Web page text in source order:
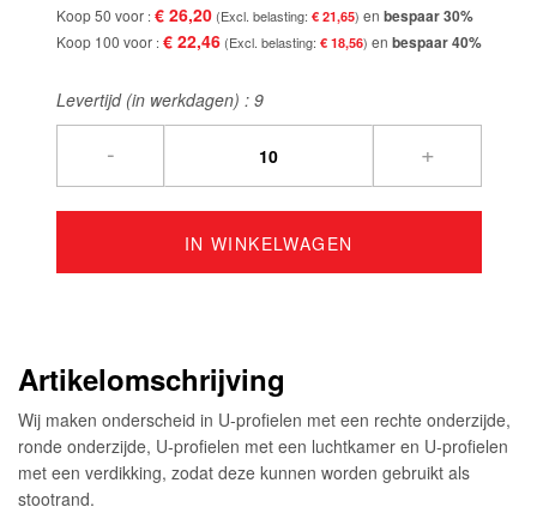
Koop 50 voor € 26,20 € 21,65 en bespaar30%
Koop 100 voor € 22,46 € 18,56 en bespaar40%
Levertijd (in werkdagen) : 9
- +
IN WINKELWAGEN
Artikelomschrijving
Wij maken onderscheid in U-profielen met een rechte onderzijde,
ronde onderzijde, U-profielen met een luchtkamer en U-profielen
met een verdikking, zodat deze kunnen worden gebruikt als
stootrand.